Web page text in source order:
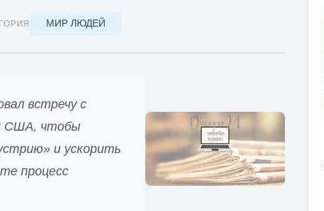
МИР ЛЮДЕЙ
встречу с
США, чтобы
и ускорить
процесс